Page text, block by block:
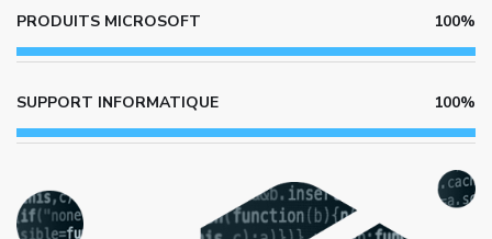
PRODUITS MICROSOFT 100%
SUPPORT INFORMATIQUE 100%